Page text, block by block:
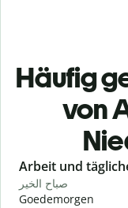
Häufig
von
Slide 1 of 6
Arbeit und
صباح الخير
Goedemorgen